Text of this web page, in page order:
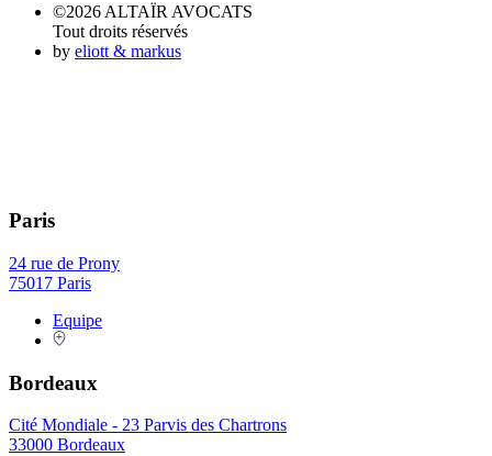
©2026 ALTAÏR AVOCATS
Tout droits réservés
by eliott & markus
Paris
24 rue de Prony
75017 Paris
Equipe
Bordeaux
Cité Mondiale - 23 Parvis des Chartrons
33000 Bordeaux